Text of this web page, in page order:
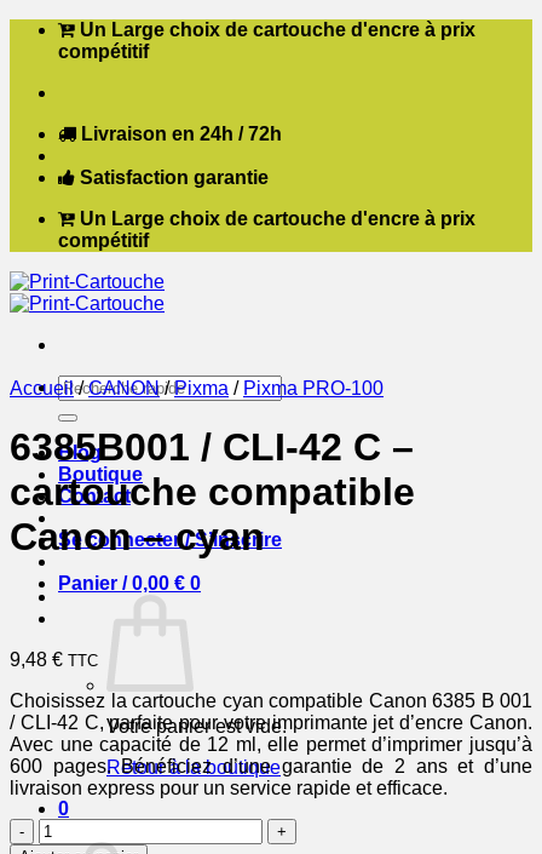
Passer Un Large choix de cartouche d'encre à prix
compétitif
Livraison en 24h / 72h
Satisfaction garantie
Un Large choix de cartouche d'encre à prix
compétitif
Recherche
pour :
Blog
Boutique
Contact
Se connecter / S’inscrire
Panier /0,00 € 0
Votre panier est vide.
Retour à la boutique
0
Accueil / CANON / Pixma / Pixma PRO-100
6385B001 / CLI-42 C –
cartouche compatible
Canon – cyan
9,48 € TTC
Choisissez la cartouche cyan compatible Canon 6385 B 001
/ CLI-42 C, parfaite pour votre imprimante jet d’encre Canon.
Avec une capacité de 12 ml, elle permet d’imprimer jusqu’à
600 pages. Bénéficiez d’une garantie de 2 ans et d’une
livraison express pour un service rapide et efficace.
quantité
de